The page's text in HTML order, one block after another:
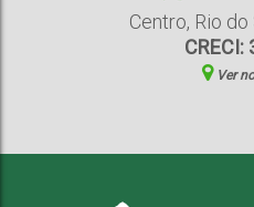
Centro, Rio do
CRECI:
Ver